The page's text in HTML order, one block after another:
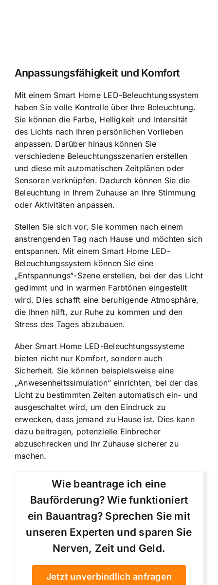
Anpassungsfähigkeit und Komfort
Mit einem Smart Home LED-Beleuchtungssystem
haben Sie volle Kontrolle über Ihre Beleuchtung.
Sie können die Farbe, Helligkeit und Intensität
des Lichts nach Ihren persönlichen Vorlieben
anpassen. Darüber hinaus können Sie
verschiedene Beleuchtungsszenarien erstellen
und diese mit automatischen Zeitplänen oder
Sensoren verknüpfen. Dadurch können Sie die
Beleuchtung in Ihrem Zuhause an Ihre Stimmung
oder Aktivitäten anpassen.
Stellen Sie sich vor, Sie kommen nach einem
anstrengenden Tag nach Hause und möchten sich
entspannen. Mit einem Smart Home LED-
Beleuchtungssystem können Sie eine
„Entspannungs“-Szene erstellen, bei der das Licht
gedimmt und in warmen Farbtönen eingestellt
wird. Dies schafft eine beruhigende Atmosphäre,
die Ihnen hilft, zur Ruhe zu kommen und den
Stress des Tages abzubauen.
Aber Smart Home LED-Beleuchtungssysteme
bieten nicht nur Komfort, sondern auch
Sicherheit. Sie können beispielsweise eine
„Anwesenheitssimulation“ einrichten, bei der das
Licht zu bestimmten Zeiten automatisch ein- und
ausgeschaltet wird, um den Eindruck zu
erwecken, dass jemand zu Hause ist. Dies kann
dazu beitragen, potenzielle Einbrecher
abzuschrecken und Ihr Zuhause sicherer zu
machen.
Wie beantrage ich eine
Bauförderung? Wie funktioniert
ein Bauantrag? Sprechen Sie mit
unseren Experten und sparen Sie
Nerven, Zeit und Geld.
Jetzt unverbindlich anfragen